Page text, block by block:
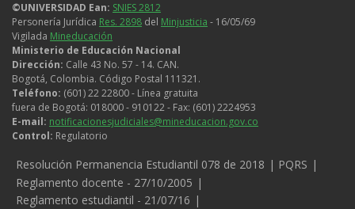
©UNIVERSIDAD Ean: SNIES 2812
Personería Jurídica Res. 2898 del Minjusticia - 16/05/69
Vigilada Mineducación
Ministerio de Educación Nacional
Dirección: Calle 43 No. 57 - 14. CAN.
Bogotá, Colombia. Código Postal 111321.
Teléfono: (601) 22 22800 - Línea gratuita
fuera de Bogotá: 018000 - 910122 - Fax: (601) 2224953
E-mail: notificacionesjudiciales@mineducacion.gov.co
Control: Regulatorio
Legales
Resolución Permanencia Estudiantil 078 de 2018
PQRS
Reglamento docente - 27/10/2005
Reglamento estudiantil - 21/07/16